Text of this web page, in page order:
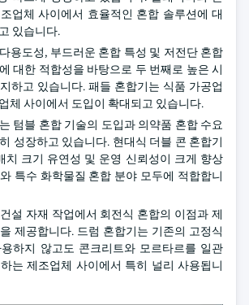
업체 사이에서 효율적인 혼합 솔루션에 대
있습니다.
용도성, 부드러운 혼합 특성 및 저전단 혼합
대한 적합성을 바탕으로 두 번째로 높은 시
하고 있습니다. 패들 혼합기는 식품 가공업
체 사이에서 도입이 확대되고 있습니다.
텀블 혼합 기술의 도입과 의약품 혼합 수요
성장하고 있습니다. 현대식 더블 콘 혼합기
치 크기 유연성 및 운영 신뢰성이 크게 향상
특수 화학물질 혼합 분야 모두에 적합합니
설 자재 작업에서 회전식 혼합의 이점과 제
제공합니다. 드럼 혼합기는 기존의 고정식
하지 않고도 콘크리트와 모르타르를 일관
는 제조업체 사이에서 특히 널리 사용됩니